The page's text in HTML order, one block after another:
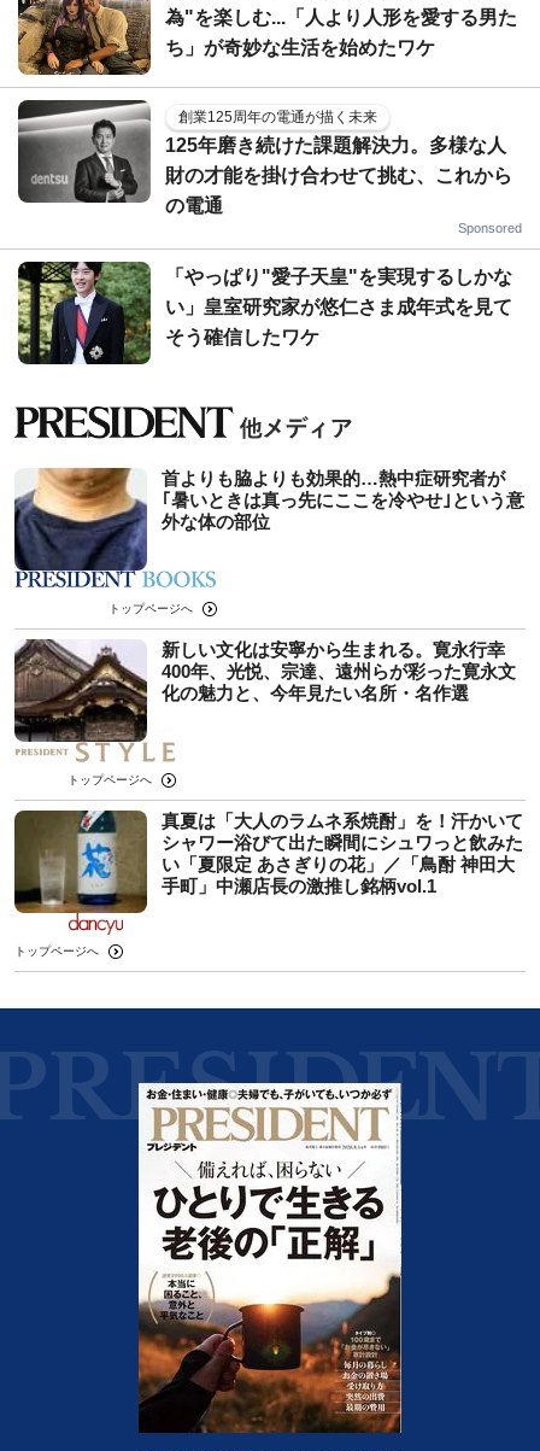
為"を楽しむ...「人より人形を愛する男た
ち」が奇妙な生活を始めたワケ
創業125周年の電通が描く未来
125年磨き続けた課題解決力。多様な人
財の才能を掛け合わせて挑む、これから
の電通
Sponsored
「やっぱり"愛子天皇"を実現するしかな
い」皇室研究家が悠仁さま成年式を見て
そう確信したワケ
首よりも脇よりも効果的…熱中症研究者が
｢暑いときは真っ先にここを冷やせ｣という意
外な体の部位
トップページへ
新しい文化は安寧から生まれる。寛永行幸
400年、光悦、宗達、遠州らが彩った寛永文
化の魅力と、今年見たい名所・名作選
トップページへ
真夏は「大人のラムネ系焼酎」を！汗かいて
シャワー浴びて出た瞬間にシュワっと飲みた
い「夏限定 あさぎりの花」／「鳥酎 神田大
手町」中瀬店長の激推し銘柄vol.1
トップページへ